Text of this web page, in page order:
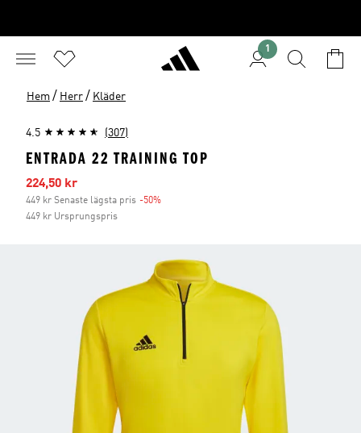
1
Hem / Herr / Kläder
4.5 (307)
ENTRADA 22 TRAINING TOP
Reapris
224,50 kr
449 kr Senaste lägsta pris -50%
449 kr Ursprungspris